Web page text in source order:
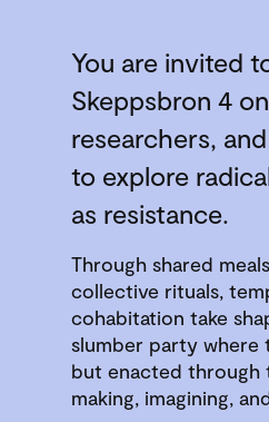
You are invited
Skeppsbron 4
researchers,
to explore
as resistance.
Through shared
collective rituals,
cohabitation take
slumber party where
but enacted through
making, imagining,